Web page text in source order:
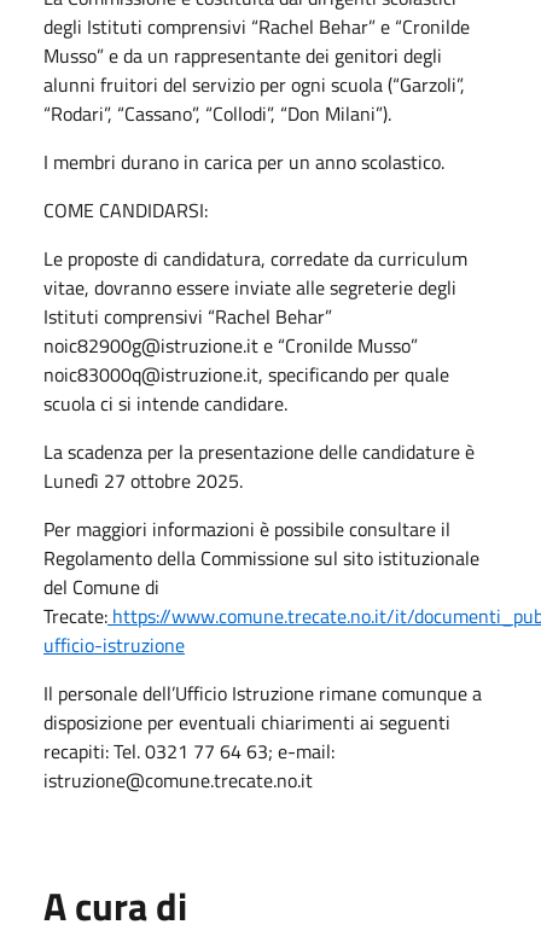
degli Istituti comprensivi “Rachel Behar” e “Cronilde
Musso” e da un rappresentante dei genitori degli
alunni fruitori del servizio per ogni scuola (“Garzoli”,
“Rodari”, “Cassano”, “Collodi”, “Don Milani”).
I membri durano in carica per un anno scolastico.
COME CANDIDARSI:
Le proposte di candidatura, corredate da curriculum
vitae, dovranno essere inviate alle segreterie degli
Istituti comprensivi “Rachel Behar”
noic82900g@istruzione.it e “Cronilde Musso”
noic83000q@istruzione.it, specificando per quale
scuola ci si intende candidare.
La scadenza per la presentazione delle candidature è
Lunedì 27 ottobre 2025.
Per maggiori informazioni è possibile consultare il
Regolamento della Commissione sul sito istituzionale
del Comune di
Trecate: https://www.comune.trecate.no.it/it/
ufficio-istruzione
Il personale dell’Ufficio Istruzione rimane comunque a
disposizione per eventuali chiarimenti ai seguenti
recapiti: Tel. 0321 77 64 63; e-mail:
istruzione@comune.trecate.no.it
A cura di